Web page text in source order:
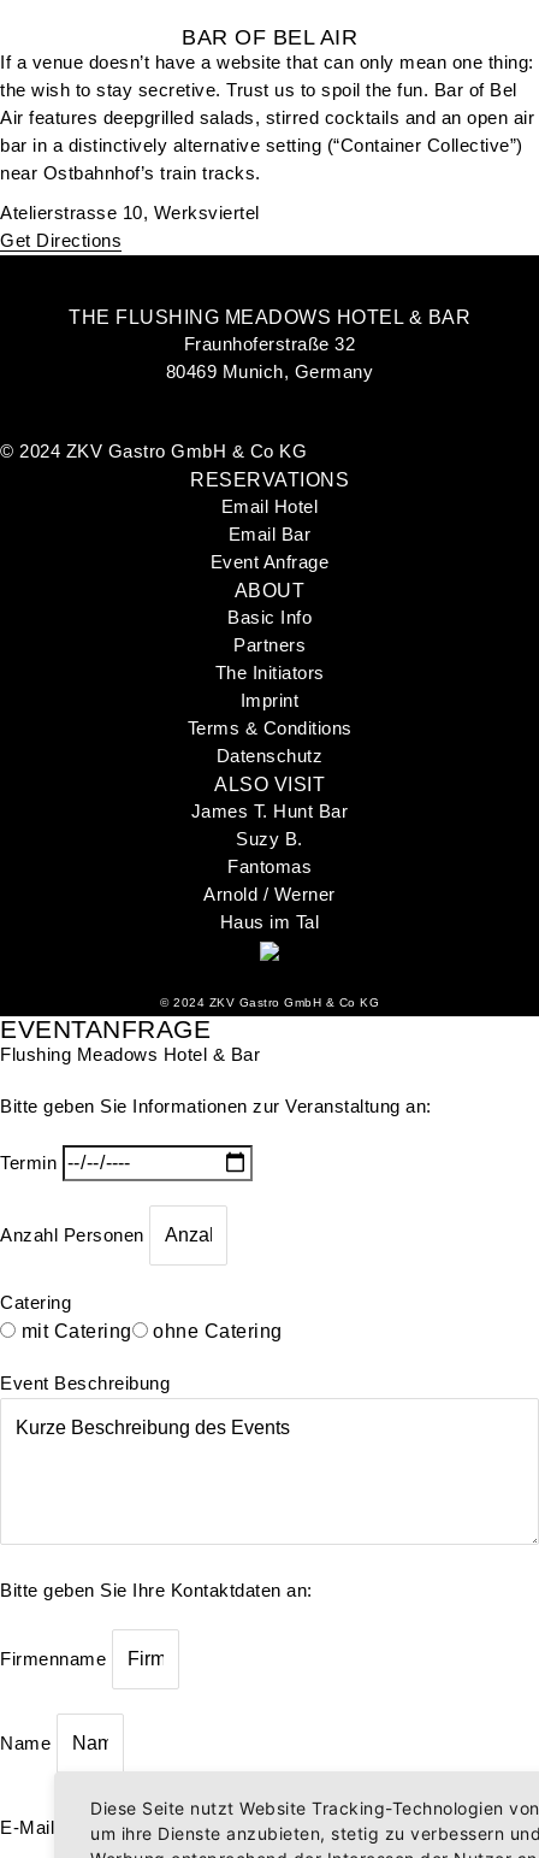
BAR OF BEL AIR
If a venue doesn’t have a website that can only mean one thing:
the wish to stay secretive. Trust us to spoil the fun. Bar of Bel
Air features deepgrilled salads, stirred cocktails and an open air
bar in a distinctively alternative setting (“Container Collective”)
near Ostbahnhof’s train tracks.
Atelierstrasse 10, Werksviertel
Get Directions
THE FLUSHING MEADOWS HOTEL & BAR
Fraunhoferstraße 32
80469 Munich, Germany
© 2024 ZKV Gastro GmbH & Co KG
RESERVATIONS
Email Hotel
Email Bar
Event Anfrage
ABOUT
Basic Info
Partners
The Initiators
Imprint
Terms & Conditions
Datenschutz
ALSO VISIT
James T. Hunt Bar
Suzy B.
Fantomas
Arnold / Werner
Haus im Tal
©2024 ZKV Gastro GmbH & Co KG
EVENTANFRAGE
Flushing Meadows Hotel & Bar
Bitte geben Sie Informationen zur Veranstaltung an:
Termin
Anzahl Personen
Catering
mit Catering ohne Catering
Event Beschreibung
Bitte geben Sie Ihre Kontaktdaten an:
Firmenname
Name
E-Mail
Diese Seite nutzt Website Tracking-Technologien
um ihre Dienste anzubieten, stetig zu verbessern